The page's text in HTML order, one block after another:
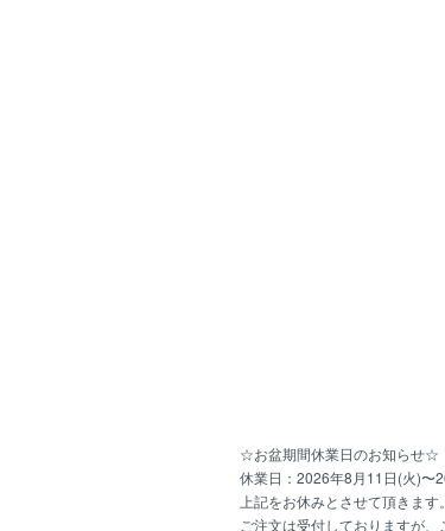
☆お盆期間休業日のお知らせ☆
休業日：2026年8月11日(火)〜
上記をお休みとさせて頂きます。
ご注文は受付しておりますが